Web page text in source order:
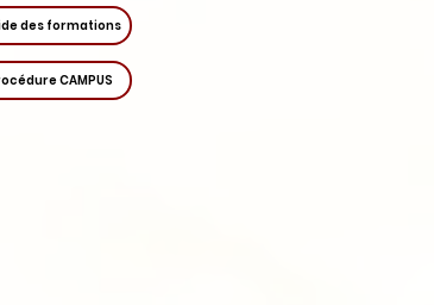
des formations
CAMPUS